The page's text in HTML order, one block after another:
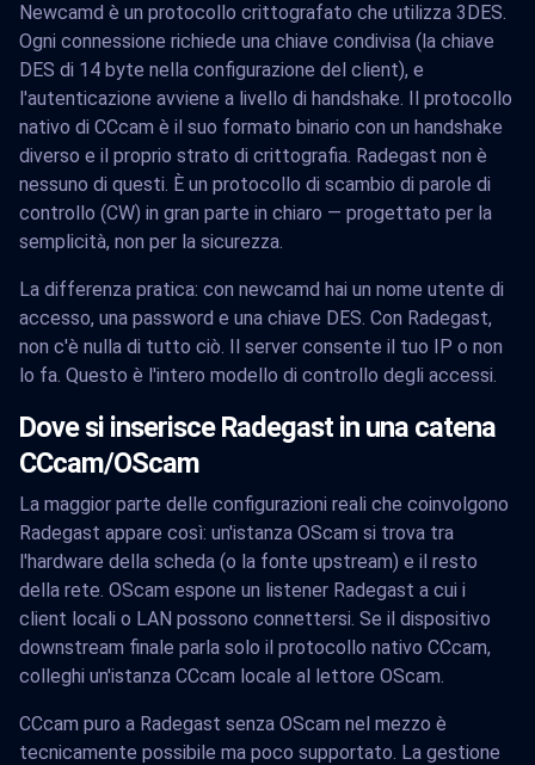
Newcamd è un protocollo crittografato che utilizza 3DES.
Ogni connessione richiede una chiave condivisa (la chiave
DES di 14 byte nella configurazione del client), e
l'autenticazione avviene a livello di handshake. Il protocollo
nativo di CCcam è il suo formato binario con un handshake
diverso e il proprio strato di crittografia. Radegast non è
nessuno di questi. È un protocollo di scambio di parole di
controllo (CW) in gran parte in chiaro — progettato per la
semplicità, non per la sicurezza.
La differenza pratica: con newcamd hai un nome utente di
accesso, una password e una chiave DES. Con Radegast,
non c'è nulla di tutto ciò. Il server consente il tuo IP o non
lo fa. Questo è l'intero modello di controllo degli accessi.
Dove si inserisce Radegast in una catena
CCcam/OScam
La maggior parte delle configurazioni reali che coinvolgono
Radegast appare così: un'istanza OScam si trova tra
l'hardware della scheda (o la fonte upstream) e il resto
della rete. OScam espone un listener Radegast a cui i
client locali o LAN possono connettersi. Se il dispositivo
downstream finale parla solo il protocollo nativo CCcam,
colleghi un'istanza CCcam locale al lettore OScam.
CCcam puro a Radegast senza OScam nel mezzo è
tecnicamente possibile ma poco supportato. La gestione